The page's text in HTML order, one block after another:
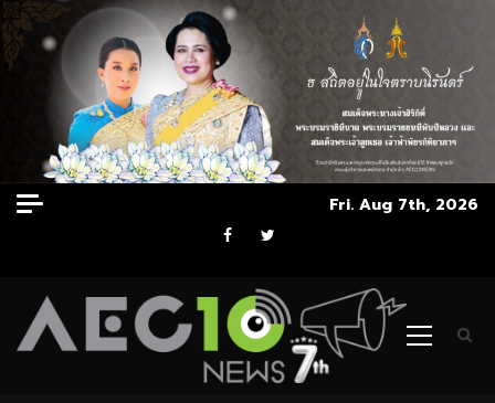
Skip
to
Fri. Aug 7th, 2026
Facebook
Twitter
Primary